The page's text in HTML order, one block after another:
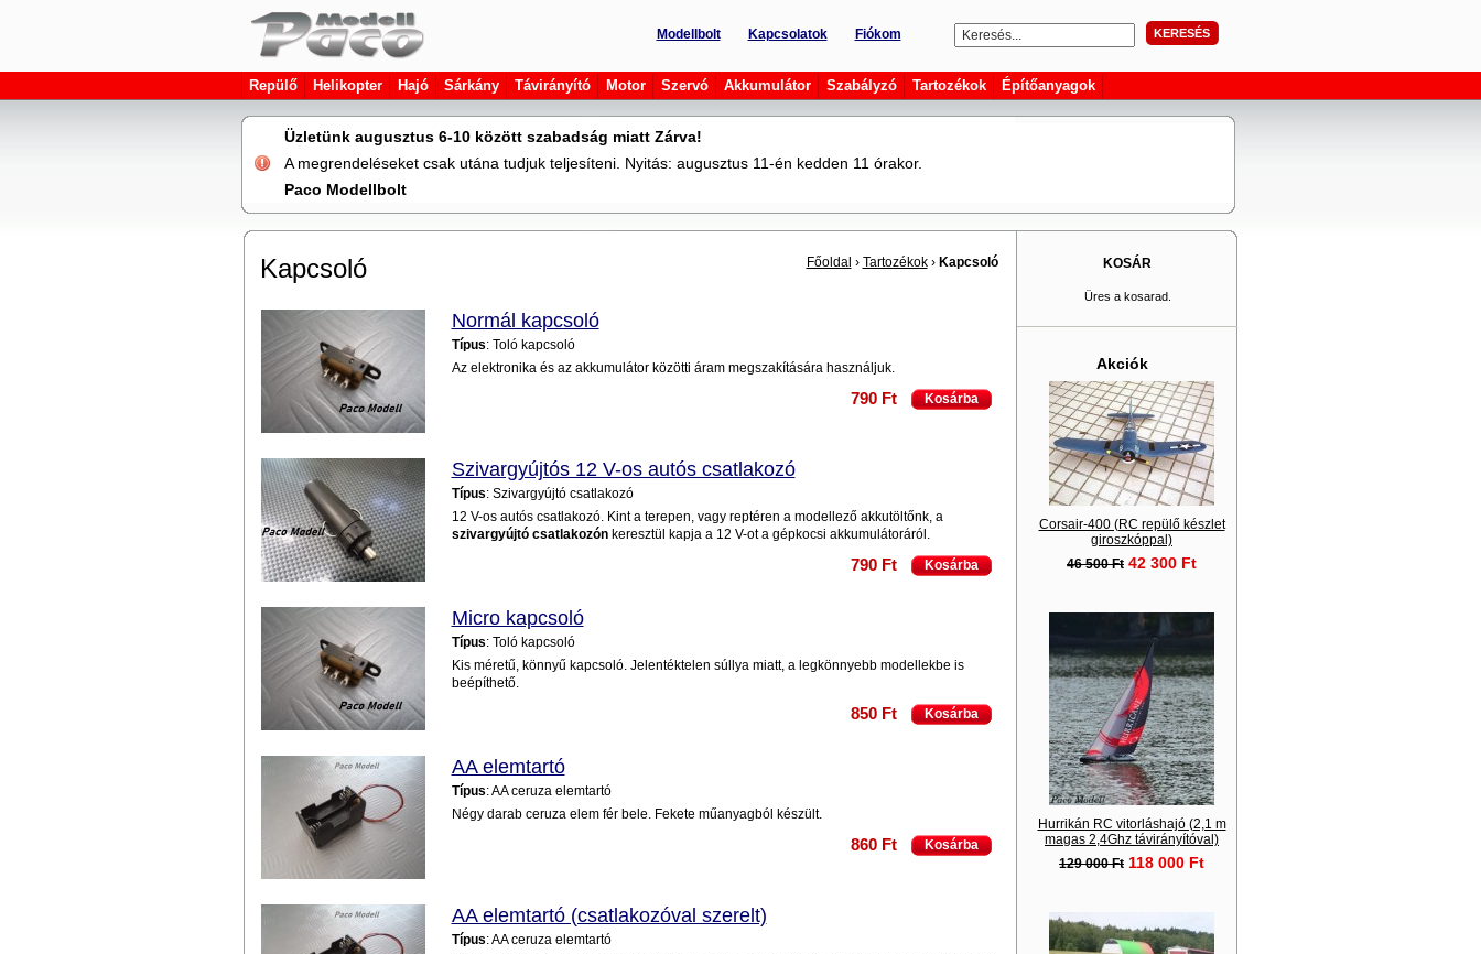
Modellbolt Kapcsolatok Fiókom KERESÉS
Repülő Helikopter Hajó Sárkány Távirányító Motor Szervó Akkumulátor Szabályzó Tartozékok Építőanyagok
Üzletünk augusztus 6-10 között szabadság miatt Zárva!
A megrendeléseket csak utána tudjuk teljesíteni. Nyitás: augusztus 11-én kedden 11 órakor.
Paco Modellbolt
Főoldal › Tartozékok › Kapcsoló
Kapcsoló
Normál kapcsoló
Típus: Toló kapcsoló
Az elektronika és az akkumulátor közötti áram megszakítására használjuk.
Kosárba
790 Ft
Szivargyújtós 12 V-os autós csatlakozó
Típus: Szivargyújtó csatlakozó
12 V-os autós csatlakozó. Kint a terepen, vagy reptéren a modellező akkutöltőnk, a
szivargyújtó csatlakozónkeresztül kapja a 12 V-ot a gépkocsi akkumulátoráról.
Kosárba
790 Ft
Micro kapcsoló
Típus: Toló kapcsoló
Kis méretű, könnyű kapcsoló. Jelentéktelen súllya miatt, a legkönnyebb modellekbe is
beépíthető.
Kosárba
850 Ft
AA elemtartó
Típus: AA ceruza elemtartó
Négy darab ceruza elem fér bele. Fekete műanyagból készült.
Kosárba
860 Ft
AA elemtartó (csatlakozóval szerelt)
Típus: AA ceruza elemtartó
KOSÁR
Üres a kosarad.
Akciók
Corsair-400 (RC repülő készlet
giroszkóppal)
46 500 Ft 42 300 Ft
Hurrikán RC vitorláshajó (2,1 m
magas 2,4Ghz távirányítóval)
129 000 Ft 118 000 Ft